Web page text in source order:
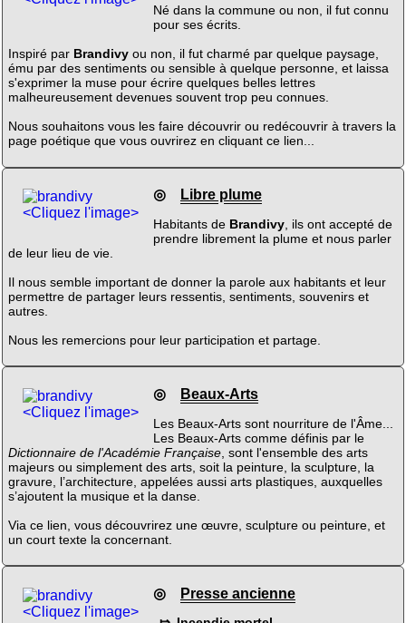
Né dans la commune ou non, il fut connu
pour ses écrits.
Inspiré par Brandivyou non, il fut charmé par quelque paysage,
ému par des sentiments ou sensible à quelque personne, et laissa
s'exprimer la muse pour écrire quelques belles lettres
malheureusement devenues souvent trop peu connues.
Nous souhaitons vous les faire découvrir ou redécouvrir à travers la
page poétique que vous ouvrirez en cliquant ce lien...
<Cliquez l'image>
◎ Libre plume
Habitants de Brandivy, ils ont accepté de
prendre librement la plume et nous parler
de leur lieu de vie.
Il nous semble important de donner la parole aux habitants et leur
permettre de partager leurs ressentis, sentiments, souvenirs et
autres.
Nous les remercions pour leur participation et partage.
<Cliquez l'image>
◎ Beaux-Arts
Les Beaux-Arts sont nourriture de l'Âme...
Les Beaux-Arts comme définis par le
Dictionnaire de l'Académie Française, sont l'ensemble des arts
majeurs ou simplement des arts, soit la peinture, la sculpture, la
gravure, l’architecture, appelées aussi arts plastiques, auxquelles
s’ajoutent la musique et la danse.
Via ce lien, vous découvrirez une œuvre, sculpture ou peinture, et
un court texte la concernant.
<Cliquez l'image>
◎ Presse ancienne